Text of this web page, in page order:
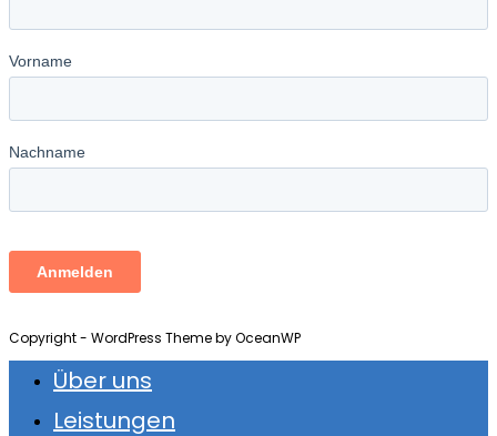
Copyright - WordPress Theme by OceanWP
Über uns
Leistungen